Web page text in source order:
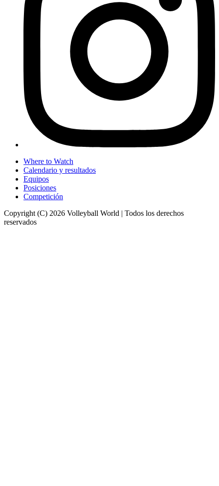
Where to Watch
Calendario y resultados
Equipos
Posiciones
Competición
Copyright (C) 2026 Volleyball World | Todos los derechos
reservados